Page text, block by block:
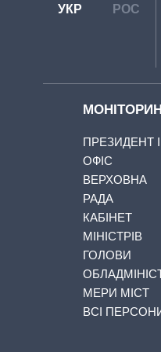
УКР РОС
ПРЕЗИДЕНТ І
ОФІС
ВЕРХОВНА
РАДА
КАБІНЕТ
МІНІСТРІВ
ГОЛОВИ
МЕРИ МІСТ
ВСІ